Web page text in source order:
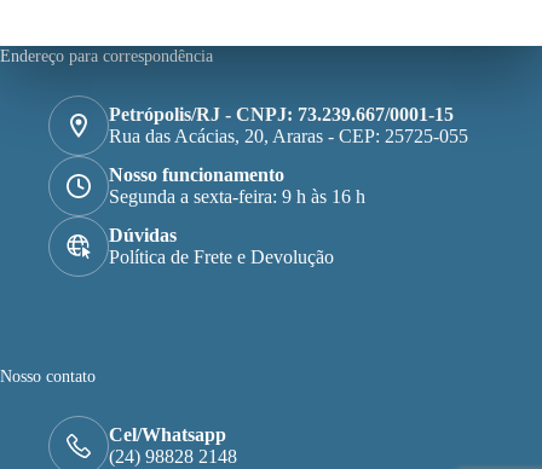
Endereço para correspondência
Petrópolis/RJ - CNPJ: 73.239.667/0001-15
Rua das Acácias, 20, Araras - CEP: 25725-055
Nosso funcionamento
Segunda a sexta-feira: 9 h às 16 h
Dúvidas
Política de Frete e Devolução
Nosso contato
Cel/Whatsapp
(24) 98828 2148